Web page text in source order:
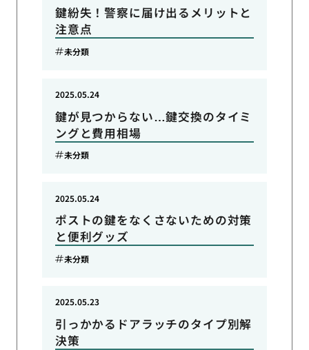
鍵紛失！警察に届け出るメリットと
注意点
未分類
鍵が見つからない…鍵交換のタイミ
ングと費用相場
2025.05.24
未分類
ポストの鍵をなくさないための対策
と便利グッズ
2025.05.24
未分類
引っかかるドアラッチのタイプ別解
決策
2025.05.23